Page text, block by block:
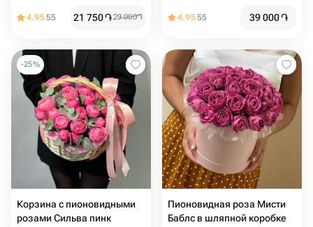
4.9555 21 750֏29 000֏ 4.9555 39 000֏
-25%
Корзина с пионовидными
розами Сильва пинк
Пионовидная роза Мисти
Баблс в шляпной коробке